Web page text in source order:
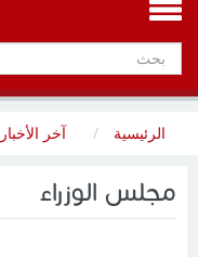
الرئيسية آخر الأخبار
مجلس الوزراء